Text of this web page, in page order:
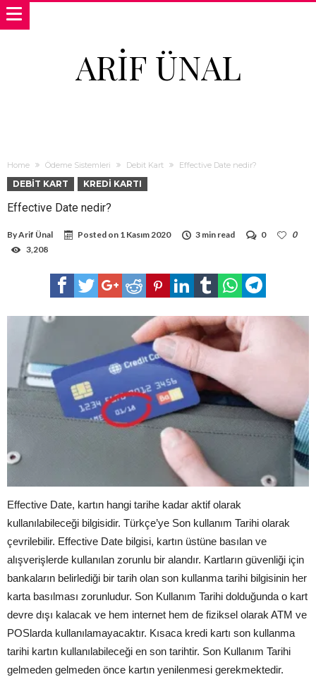
ARIF ÜNAL
Home Ödeme Sistemleri Debit Kart Effective Date nedir?
DEBIT KART KREDI KARTI
Effective Date nedir?
ByArif Ünal Posted on 1 Kasım 2020 3 min read 0
0
3,208
Effective Date, kartın hangi tarihe kadar aktif olarak
kullanılabileceği bilgisidir. Türkçe’ye Son kullanım Tarihi olarak
çevrilebilir. Effective Date bilgisi, kartın üstüne basılan ve
alışverişlerde kullanılan zorunlu bir alandır. Kartların güvenliği için
bankaların belirlediği bir tarih olan son kullanma tarihi bilgisinin her
karta basılması zorunludur. Son Kullanım Tarihi dolduğunda o kart
devre dışı kalacak ve hem internet hem de fiziksel olarak ATM ve
POSlarda kullanılamayacaktır. Kısaca kredi kartı son kullanma
tarihi kartın kullanılabileceği en son tarihtir. Son Kullanım Tarihi
gelmeden gelmeden önce kartın yenilenmesi gerekmektedir.